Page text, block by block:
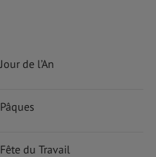
Jour de l’An
Pâques
Fête du Travail